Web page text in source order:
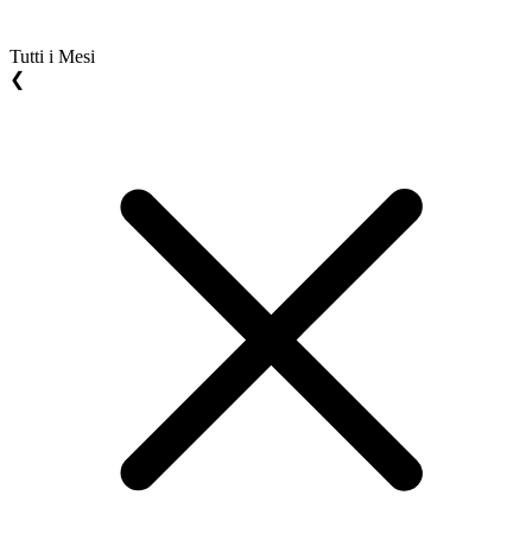
Tutti i Mesi
❮